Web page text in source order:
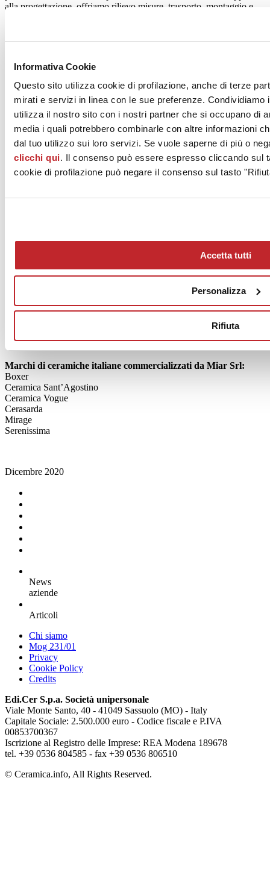
Informativa Cookie
Questo sito utilizza cookie di profilazione, anche di terze
mirati e servizi in linea con le sue preferenze.
utilizza il nostro sito con i nostri partner che si occupano di
media i quali potrebbero combinarle con altre informazioni
dal tuo utilizzo sui loro servizi. Se vuole saperne di più o
clicchi qui. Il consenso può essere espresso cliccando sul
cookie di profilazione può negare il consenso sul tasto
Accetta tutti
Personalizza
Rifiuta
alla progettazione, offriamo rilievo misure, trasporto, montaggio e
termici e di condizionamento, noleggio di attrezzature e
riservato a clienti e installatori, così da fornire risposte immediate per
qualsiasi problema”.
Nel campo dei pavimenti e rivestimenti, la vostra proposta è
interamente “made in Italy”, perché?
“Il “made in Italy” è in assoluto il top sia in design che in tecnologia,
senza alcun dubbio! Direi che è avanti anni luce rispetto al resto del
mondo; la nostra è una clientela medio-alta, molto esigente, non mi
molto convincente ad incontrarvi.
“Alla comunicazione teniamo davvero tantissimo: abbiamo una
persona completamente dedicata al sito e alle nostre pagine su
un nostro punto d’orgoglio, e devo dire che ne godiamo l’efficacia:
pensi che dai questionari che chiediamo di compilare ai clienti, il
nostro sito web risulta il mezzo più efficace per il contatto, il motivo
Marchi di ceramiche italiane commercializzati da Miar Srl:
Boxer
Ceramica Sant’Agostino
Ceramica Vogue
Cerasarda
Mirage
Serenissima
Dicembre 2020
News
aziende
Articoli
Chi siamo
Mog 231/01
Privacy
Cookie Policy
Credits
Edi.Cer S.p.a. Società unipersonale
Viale Monte Santo, 40 - 41049 Sassuolo (MO) - Italy
Capitale Sociale: 2.500.000 euro - Codice fiscale e P.IVA
00853700367
Iscrizione al Registro delle Imprese: REA Modena 189678
tel. +39 0536 804585 - fax +39 0536 806510
© Ceramica.info, All Rights Reserved.